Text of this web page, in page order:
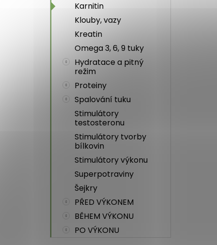
Karnitin
Klouby, vazy
Kreatin
Omega 3, 6, 9 tuky
Hydratace a pitný
režim
Proteiny
Spalování tuku
Stimulátory
testosteronu
Stimulátory tvorby
bílkovin
Stimulátory výkonu
Superpotraviny
Šejkry
PŘED VÝKONEM
BĚHEM VÝKONU
PO VÝKONU